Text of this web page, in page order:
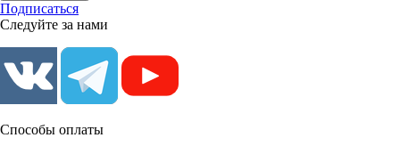
Подписаться
Следуйте за нами
Способы оплаты